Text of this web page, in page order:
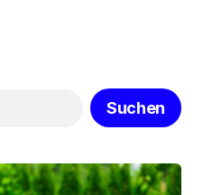
Suchen